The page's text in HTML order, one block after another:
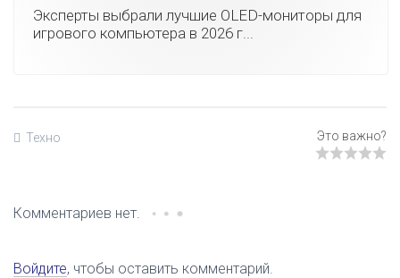
Эксперты выбрали лучшие OLED-мониторы для
игрового компьютера в 2026 г...
Техно
Комментариев нет.
Войдите, чтобы оставить комментарий.